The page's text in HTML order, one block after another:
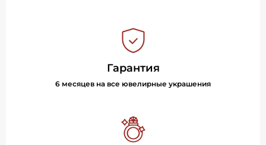
Гарантия
6 месяцев на все ювелирные украшения